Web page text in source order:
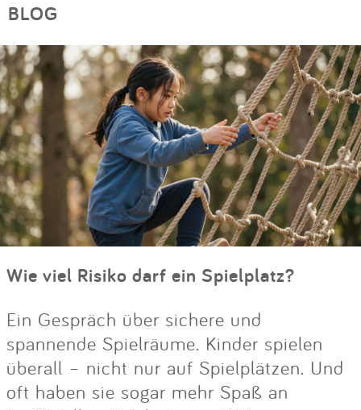
BLOG
Wie viel Risiko darf ein Spielplatz?
Ein Gespräch über sichere und
spannende Spielräume. Kinder spielen
überall – nicht nur auf Spielplätzen. Und
oft haben sie sogar mehr Spaß an